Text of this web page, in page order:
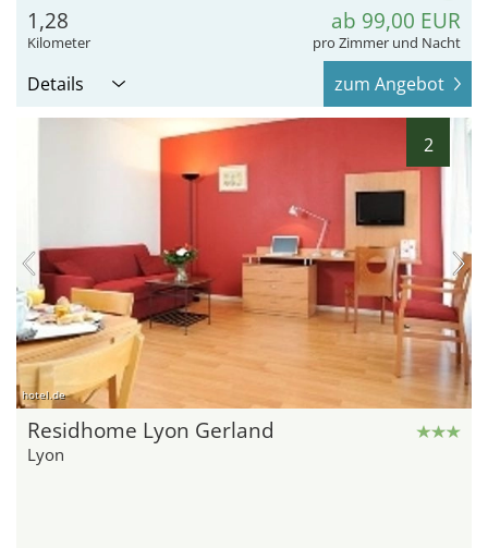
1,28
Kilometer
ab 99,00 EUR
pro Zimmer und Nacht
Details zum Angebot
2
hotel.de
Residhome Lyon Gerland
Lyon